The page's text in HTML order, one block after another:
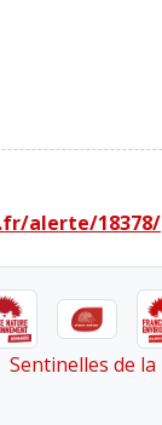
alerte/18378/
Sentinelles de